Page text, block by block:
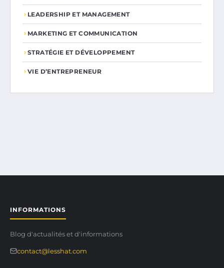
LEADERSHIP ET MANAGEMENT
MARKETING ET COMMUNICATION
STRATÉGIE ET DÉVELOPPEMENT
VIE D’ENTREPRENEUR
INFORMATIONS
Blog d'actualités et d'informations
contact@lesshat.com